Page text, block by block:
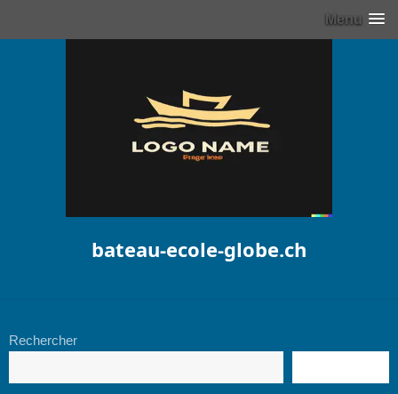
Menu
bateau-ecole-globe.ch
Rechercher